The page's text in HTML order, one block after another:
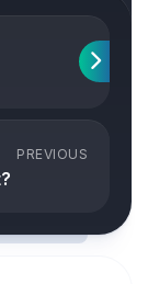
PREVIOUS